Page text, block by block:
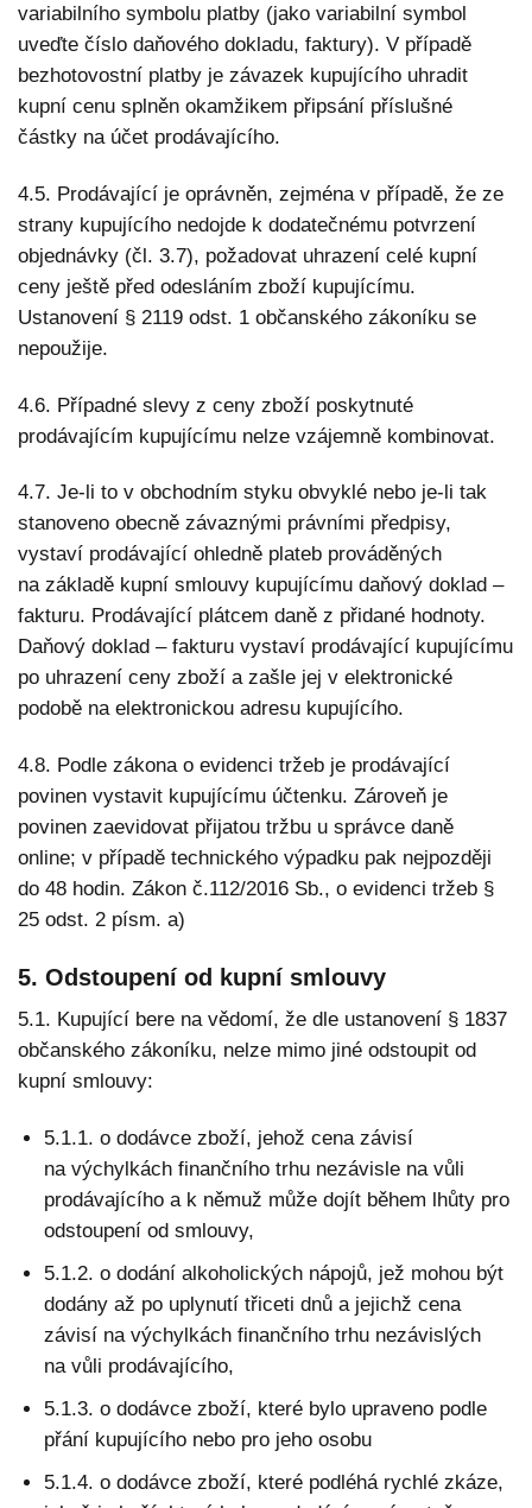
variabilního symbolu platby (jako variabilní symbol
uveďte číslo daňového dokladu, faktury). V případě
bezhotovostní platby je závazek kupujícího uhradit
kupní cenu splněn okamžikem připsání příslušné
částky na účet prodávajícího.
4.5. Prodávající je oprávněn, zejména v případě, že ze
strany kupujícího nedojde k dodatečnému potvrzení
objednávky (čl. 3.7), požadovat uhrazení celé kupní
ceny ještě před odesláním zboží kupujícímu.
Ustanovení § 2119 odst. 1 občanského zákoníku se
nepoužije.
4.6. Případné slevy z ceny zboží poskytnuté
prodávajícím kupujícímu nelze vzájemně kombinovat.
4.7. Je-li to v obchodním styku obvyklé nebo je-li tak
stanoveno obecně závaznými právními předpisy,
vystaví prodávající ohledně plateb prováděných
na základě kupní smlouvy kupujícímu daňový doklad –
fakturu. Prodávající plátcem daně z přidané hodnoty.
Daňový doklad – fakturu vystaví prodávající kupujícímu
po uhrazení ceny zboží a zašle jej v elektronické
podobě na elektronickou adresu kupujícího.
4.8. Podle zákona o evidenci tržeb je prodávající
povinen vystavit kupujícímu účtenku. Zároveň je
povinen zaevidovat přijatou tržbu u správce daně
online; v případě technického výpadku pak nejpozději
do 48 hodin. Zákon č.112/2016 Sb., o evidenci tržeb §
25 odst. 2 písm. a)
5. Odstoupení od kupní smlouvy
5.1. Kupující bere na vědomí, že dle ustanovení § 1837
občanského zákoníku, nelze mimo jiné odstoupit od
kupní smlouvy:
5.1.1. o dodávce zboží, jehož cena závisí
na výchylkách finančního trhu nezávisle na vůli
prodávajícího a k němuž může dojít během lhůty pro
odstoupení od smlouvy,
5.1.2. o dodání alkoholických nápojů, jež mohou být
dodány až po uplynutí třiceti dnů a jejichž cena
závisí na výchylkách finančního trhu nezávislých
na vůli prodávajícího,
5.1.3. o dodávce zboží, které bylo upraveno podle
přání kupujícího nebo pro jeho osobu
5.1.4. o dodávce zboží, které podléhá rychlé zkáze,